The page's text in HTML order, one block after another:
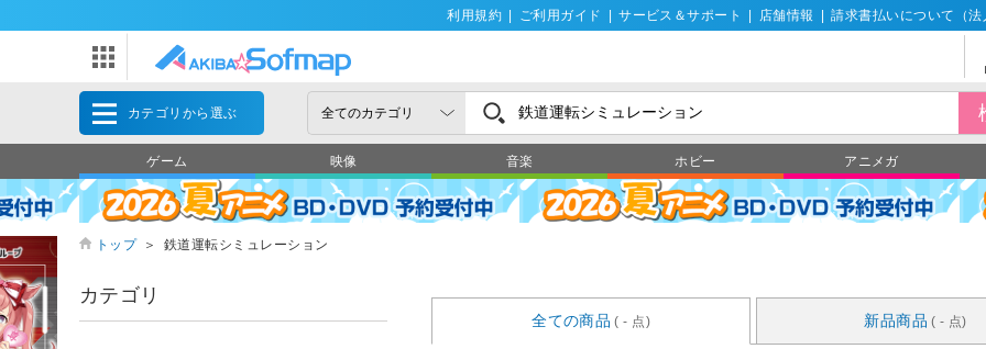
利用規約 ご利用ガイド サービス＆サポート 店舗情報 請求書払いについて（法
カテゴリから選ぶ
ゲーム 映像 音楽 ホビー アニメガ
トップ ＞ 鉄道運転シミュレーション
全ての商品 ( - 点) 新品商品 ( - 点)
カテゴリ